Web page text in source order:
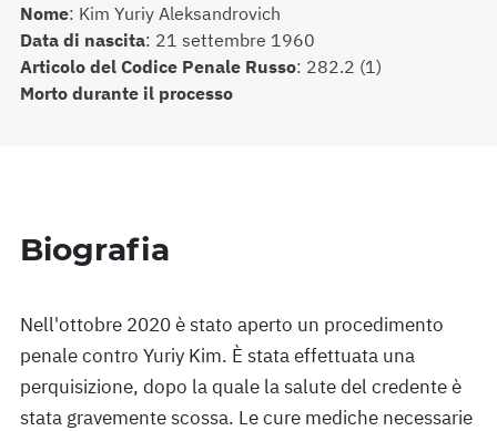
Nome: Kim Yuriy Aleksandrovich
Data di nascita: 21 settembre 1960
Articolo del Codice Penale Russo: 282.2 (1)
Morto durante il processo
Biografia
Nell'ottobre 2020 è stato aperto un procedimento
penale contro Yuriy Kim. È stata effettuata una
perquisizione, dopo la quale la salute del credente è
stata gravemente scossa. Le cure mediche necessarie